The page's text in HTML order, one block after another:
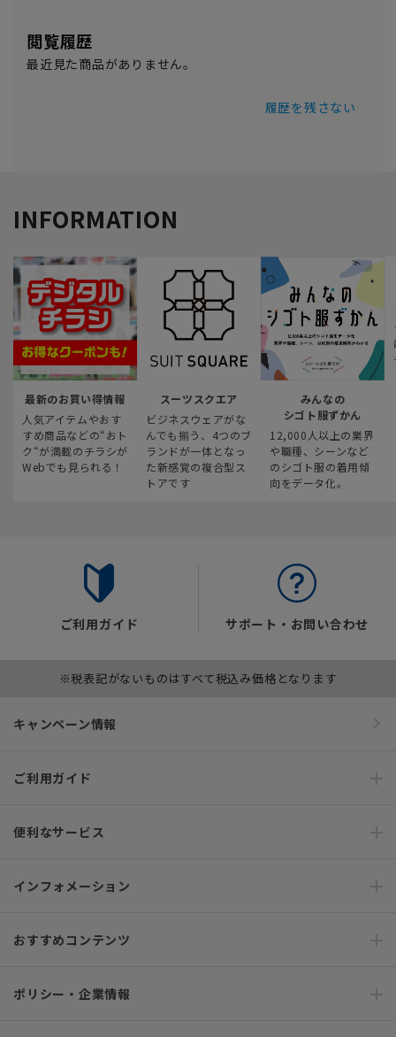
閲覧履歴
最近見た商品がありません。
履歴を残さない
INFORMATION
最新のお買い得情報
人気アイテムやおす
すめ商品などの“おト
ク“が満載のチラシが
Webでも見られる！
スーツスクエア
ビジネスウェアがな
んでも揃う、4つのブ
ランドが一体となっ
た新感覚の複合型ス
トアです
みんなの
シゴト服ずかん
12,000人以上の業界
や職種、シーンなど
のシゴト服の着用傾
向をデータ化。
ご利用ガイド サポート・お問い合わせ
※税表記がないものはすべて税込み価格となります
キャンペーン情報
ご利用ガイド
便利なサービス
インフォメーション
おすすめコンテンツ
ポリシー・企業情報